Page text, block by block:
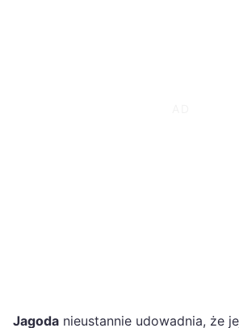
Jagoda nieustannie udowadnia, że